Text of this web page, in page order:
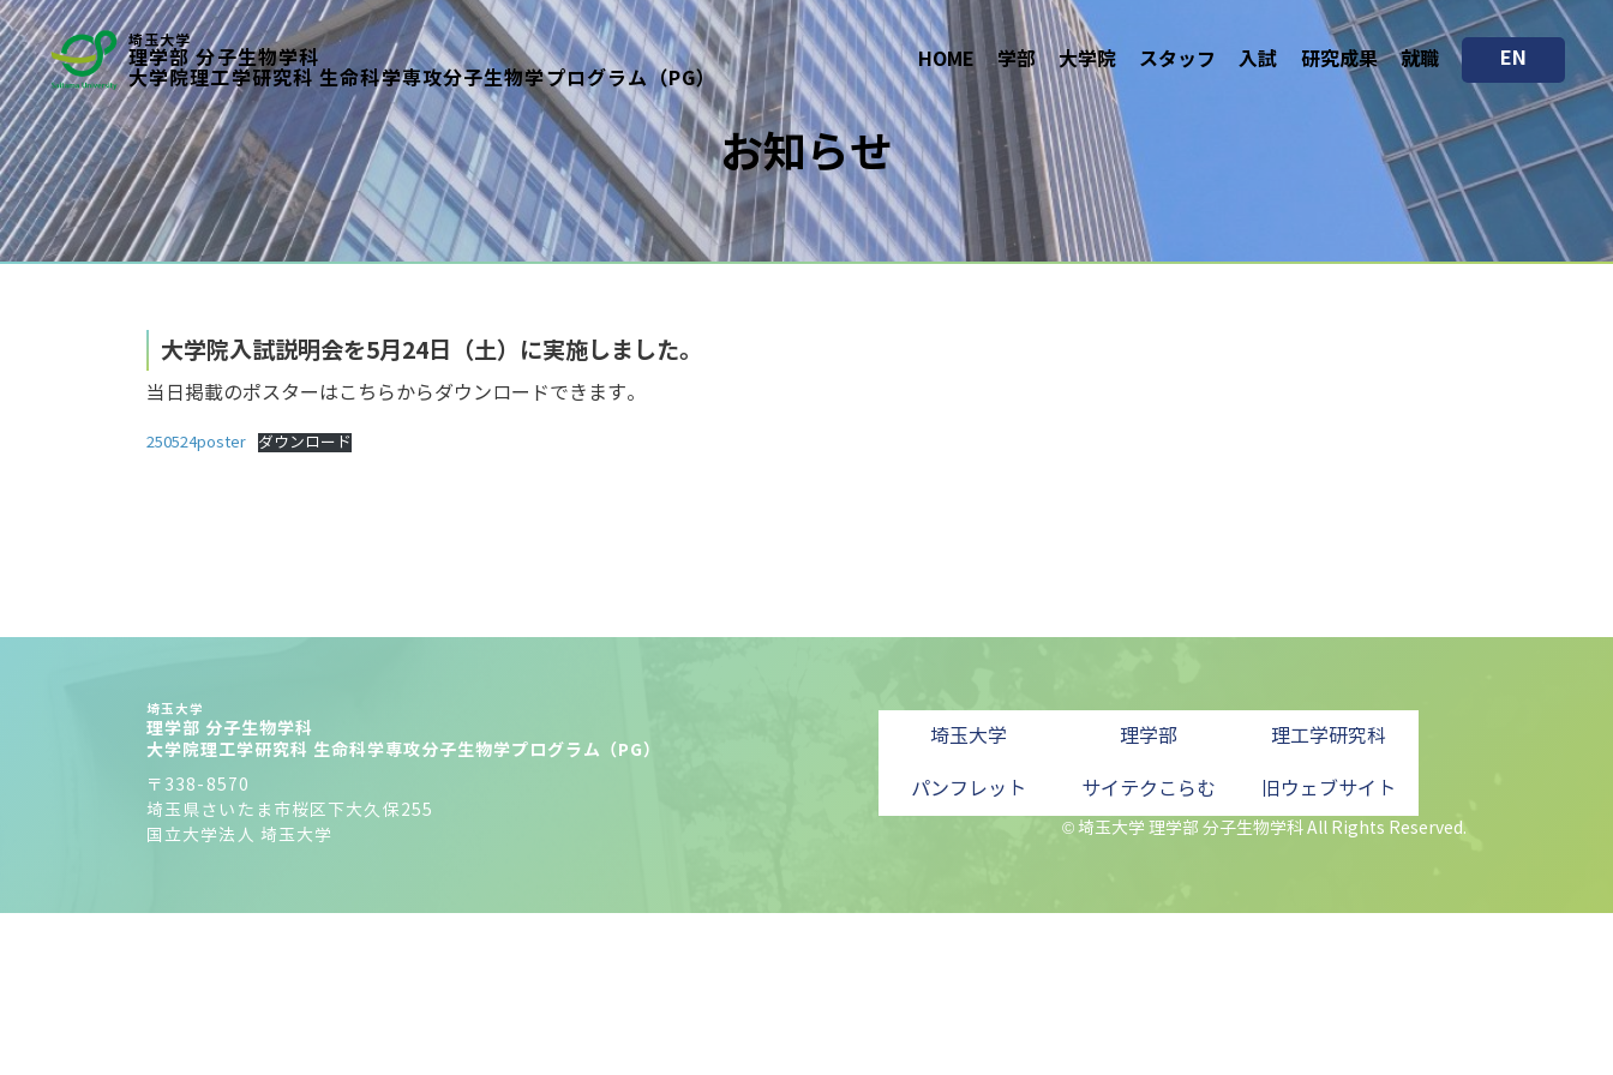
埼玉大学
理学部 分子生物学科
大学院理工学研究科 生命科学専攻分子生物学プログラム（PG）
HOME 学部 大学院 スタッフ 入試 研究成果 就職 EN
お知らせ
大学院入試説明会を5月24日（土）に実施しました。
当日掲載のポスターはこちらからダウンロードできます。
250524poster ダウンロード
埼玉大学
理学部 分子生物学科
大学院理工学研究科 生命科学専攻分子生物学プログラム（PG）
〒338-8570
埼玉県さいたま市桜区下大久保255
国立大学法人 埼玉大学
埼玉大学 理学部 理工学研究科
パンフレット サイテクこらむ 旧ウェブサイト
© 埼玉大学 理学部 分子生物学科 All Rights Reserved.